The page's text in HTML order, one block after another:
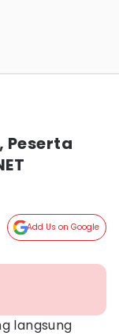
Peserta
Add Us on Google
langsung